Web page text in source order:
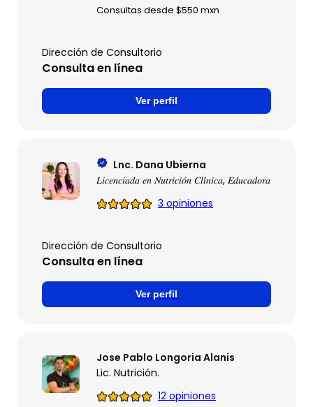
Consultas desde $550 mxn
Dirección de Consultorio
Consulta en línea
Ver perfil
Lnc. Dana Ubierna
𝐿𝑖𝑐𝑒𝑛𝑐𝑖𝑎𝑑𝑎 𝑒𝑛 𝑁𝑢𝑡𝑟𝑖𝑐𝑖𝑜́𝑛 𝐶𝑙𝑖́𝑛𝑖𝑐𝑎, 𝐸𝑑𝑢𝑐𝑎𝑑𝑜𝑟𝑎 𝑒𝑛
3 opiniones
Dirección de Consultorio
Consulta en línea
Ver perfil
Jose Pablo Longoria Alanis
Lic. Nutrición.
12 opiniones